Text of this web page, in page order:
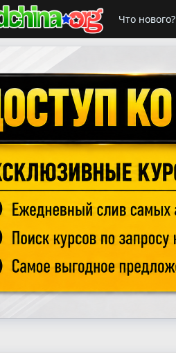
Что нового?